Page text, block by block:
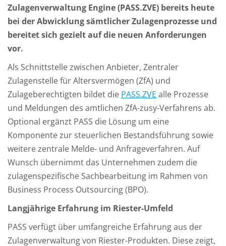
Zulagenverwaltung Engine (PASS.ZVE) bereits heute
bei der Abwicklung sämtlicher Zulagenprozesse und
bereitet sich gezielt auf die neuen Anforderungen
vor.
Als Schnittstelle zwischen Anbieter, Zentraler
Zulagenstelle für Altersvermögen (ZfA) und
Zulageberechtigten bildet die PASS.ZVE alle Prozesse
und Meldungen des amtlichen ZfA-zusy-Verfahrens ab.
Optional ergänzt PASS die Lösung um eine
Komponente zur steuerlichen Bestandsführung sowie
weitere zentrale Melde- und Anfrageverfahren. Auf
Wunsch übernimmt das Unternehmen zudem die
zulagenspezifische Sachbearbeitung im Rahmen von
Business Process Outsourcing (BPO).
Langjährige Erfahrung im Riester-Umfeld
PASS verfügt über umfangreiche Erfahrung aus der
Zulagenverwaltung von Riester-Produkten. Diese zeigt,